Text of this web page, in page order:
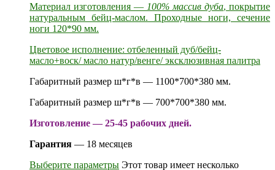
Материал изготовления — 100% массив дуба, покрытие
натуральным бейц-маслом. Проходные ноги, сечение
ноги 120*90 мм.
Цветовое исполнение: отбеленный дуб/бейц-
масло+воск/ масло натур/венге/ эксклюзивная палитра
Габаритный размер ш*г*в — 1100*700*380 мм.
Габаритный размер ш*г*в — 700*700*380 мм.
Изготовление — 25-45 рабочих дней.
Гарантия — 18 месяцев
Выберите параметры Этот товар имеет несколько